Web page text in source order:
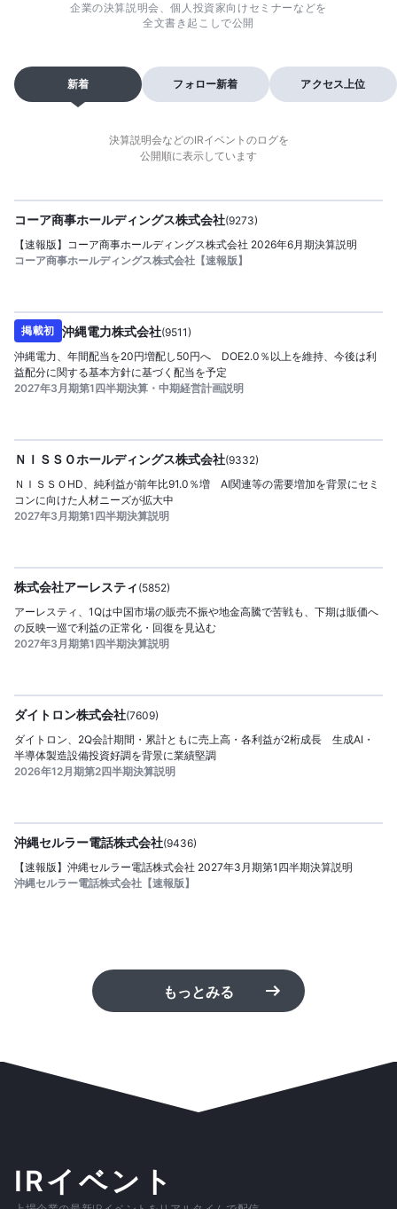
企業の決算説明会、個人投資家向けセミナーなどを
全文書き起こしで公開
新着 フォロー新着 アクセス上位
決算説明会などのIRイベントのログを
公開順に表示しています
コーア商事ホールディングス株式会社(9273)
【速報版】コーア商事ホールディングス株式会社 2026年6月期決算説明
コーア商事ホールディングス株式会社【速報版】
掲載初 沖縄電力株式会社(9511)
沖縄電力、年間配当を20円増配し50円へ DOE2.0％以上を維持、今後は利
益配分に関する基本方針に基づく配当を予定
2027年3月期第1四半期決算・中期経営計画説明
ＮＩＳＳＯホールディングス株式会社(9332)
ＮＩＳＳＯHD、純利益が前年比91.0％増 AI関連等の需要増加を背景にセミ
コンに向けた人材ニーズが拡大中
2027年3月期第1四半期決算説明
株式会社アーレスティ (5852)
アーレスティ、1Qは中国市場の販売不振や地金高騰で苦戦も、下期は販価へ
の反映一巡で利益の正常化・回復を見込む
2027年3月期第1四半期決算説明
ダイトロン株式会社(7609)
ダイトロン、2Q会計期間・累計ともに売上高・各利益が2桁成長 生成AI・
半導体製造設備投資好調を背景に業績堅調
2026年12月期第2四半期決算説明
沖縄セルラー電話株式会社(9436)
【速報版】沖縄セルラー電話株式会社 2027年3月期第1四半期決算説明
沖縄セルラー電話株式会社【速報版】
もっとみる
IRイベント